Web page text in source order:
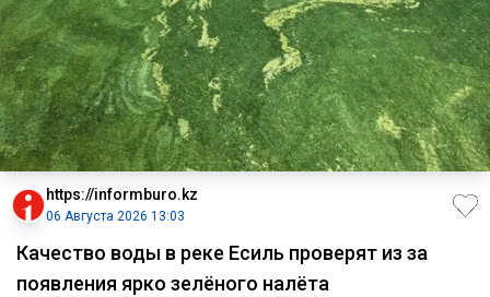
https://informburo.kz
06 Августа 2026 13:03
Качество воды в реке Есиль проверят из за
появления ярко зелёного налёта